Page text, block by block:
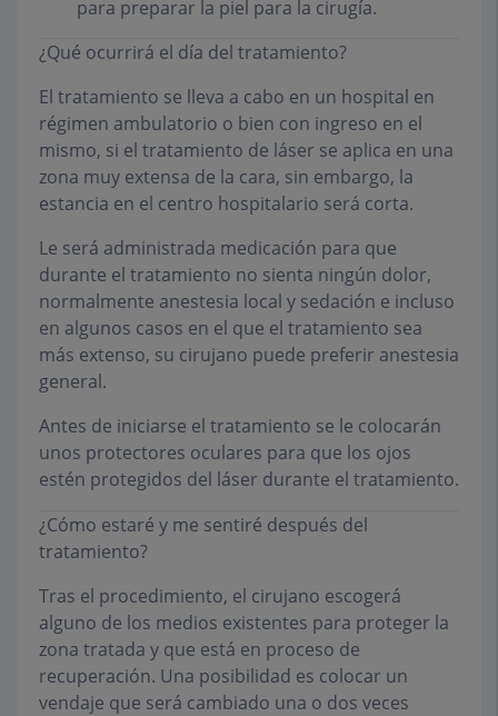
para preparar la piel para la cirugía.
¿Qué ocurrirá el día del tratamiento?
El tratamiento se lleva a cabo en un hospital en
régimen ambulatorio o bien con ingreso en el
mismo, si el tratamiento de láser se aplica en una
zona muy extensa de la cara, sin embargo, la
estancia en el centro hospitalario será corta.
Le será administrada medicación para que
durante el tratamiento no sienta ningún dolor,
normalmente anestesia local y sedación e incluso
en algunos casos en el que el tratamiento sea
más extenso, su cirujano puede preferir anestesia
general.
Antes de iniciarse el tratamiento se le colocarán
unos protectores oculares para que los ojos
estén protegidos del láser durante el tratamiento.
¿Cómo estaré y me sentiré después del
tratamiento?
Tras el procedimiento, el cirujano escogerá
alguno de los medios existentes para proteger la
zona tratada y que está en proceso de
recuperación. Una posibilidad es colocar un
vendaje que será cambiado una o dos veces